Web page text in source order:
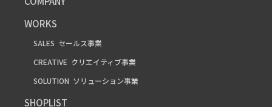
WORKS
SALES セールス事業
CREATIVE クリエイティブ事業
SOLUTION ソリューション事業
SHOPLIST